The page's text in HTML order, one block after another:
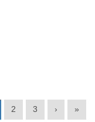
2 3 › »